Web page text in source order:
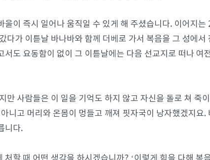
울이 즉시 일어나 움직일 수 있게 해 주셨습니다. 이어지
다가 이튿날 바나바와 함께 더베로 가서 복음을 그 성에서
서도 요동함이 없이 그 이튿날에는 다음 선교지로 떠나 여
만 사람들은 이 일을 기억도 하지 않고 자신을 돌로 쳐 죽
니고 머리와 온몸이 멍들고 깨져 핏자국이 낭자했겠지요.
니다.